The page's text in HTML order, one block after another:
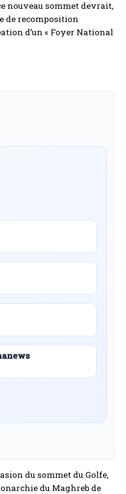
nouveau sommet devrait,
de recomposition
d’un « Foyer National
du sommet du Golfe,
du Maghreb de